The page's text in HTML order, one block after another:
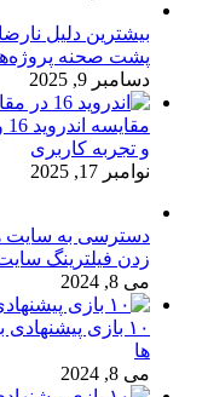
بیشترین دلیل
پشت صحنه
دسامبر 9, 2025
و تجربه کاربری
نوامبر 17, 2025
دسترسی به سایت
زدن فیلترینگ
می 8, 2024
ها
می 8, 2024